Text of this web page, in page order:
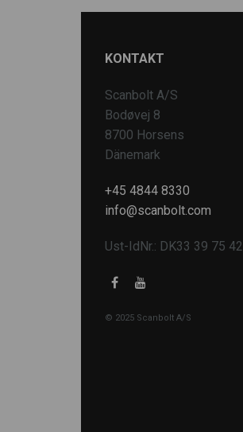
KONTAKT
Scanbolt A/S
Bodøvej 8
8700 Horsens
Dänemark
+45 4844 8330
info@scanbolt.com
Ust-IdNr.: DK33 39 75 42
© 2025 Scanbolt A/S